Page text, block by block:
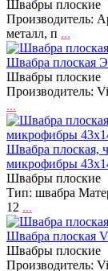
Швабры плоские
Производитель:
металл, п ...
Швабра плоская
Швабры плоские
Производитель:
...
Швабра плоская,
микрофибры
Швабры плоские
Тип: швабра
12 ...
Швабра плоская
Швабры плоские
Производитель: